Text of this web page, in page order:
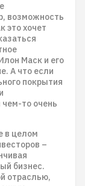
возможность
это хочет
Маск и его
А что если
покрытия
чем-то очень
в целом
–
бизнес.
отраслью,